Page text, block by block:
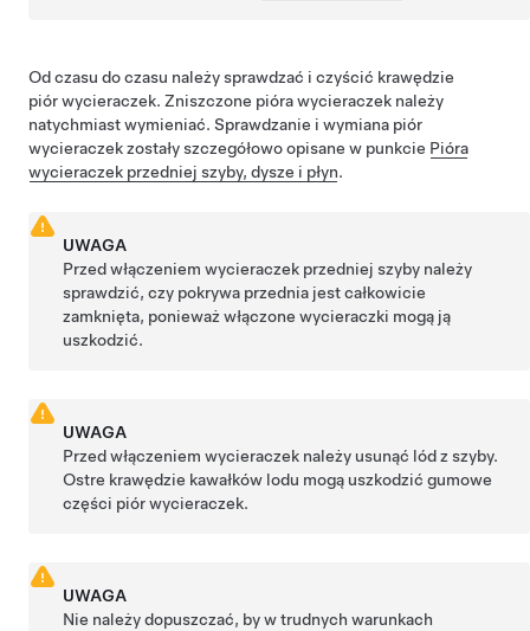
Od czasu do czasu należy sprawdzać i czyścić krawędzie
piór wycieraczek. Zniszczone pióra wycieraczek należy
natychmiast wymieniać. Sprawdzanie i wymiana piór
wycieraczek zostały szczegółowo opisane w punkcie Pióra
wycieraczek przedniej szyby, dysze i płyn.
UWAGA
Przed włączeniem wycieraczek przedniej szyby należy
sprawdzić, czy pokrywa przednia jest całkowicie
zamknięta, ponieważ włączone wycieraczki mogą ją
uszkodzić.
UWAGA
Przed włączeniem wycieraczek należy usunąć lód z szyby.
Ostre krawędzie kawałków lodu mogą uszkodzić gumowe
części piór wycieraczek.
UWAGA
Nie należy dopuszczać, by w trudnych warunkach